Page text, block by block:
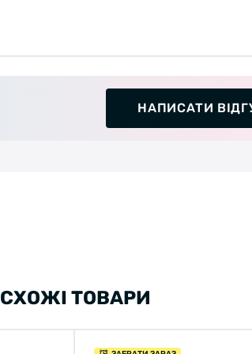
НАПИСАТИ
СХОЖІ ТОВАРИ